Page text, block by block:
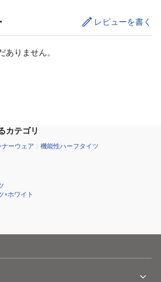
レビューを書く
りません。
カテゴリ
ーウェア 機能性ハーフタイツ
×ホワイト